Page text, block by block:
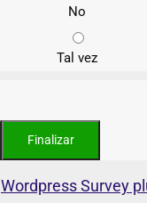
No
Tal vez
Wordpress Survey